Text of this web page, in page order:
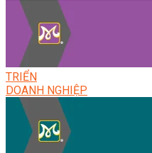
TRIỂN
DOANH NGHIỆP